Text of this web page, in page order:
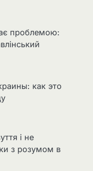
проблемою:
как это
і не
з розумом в